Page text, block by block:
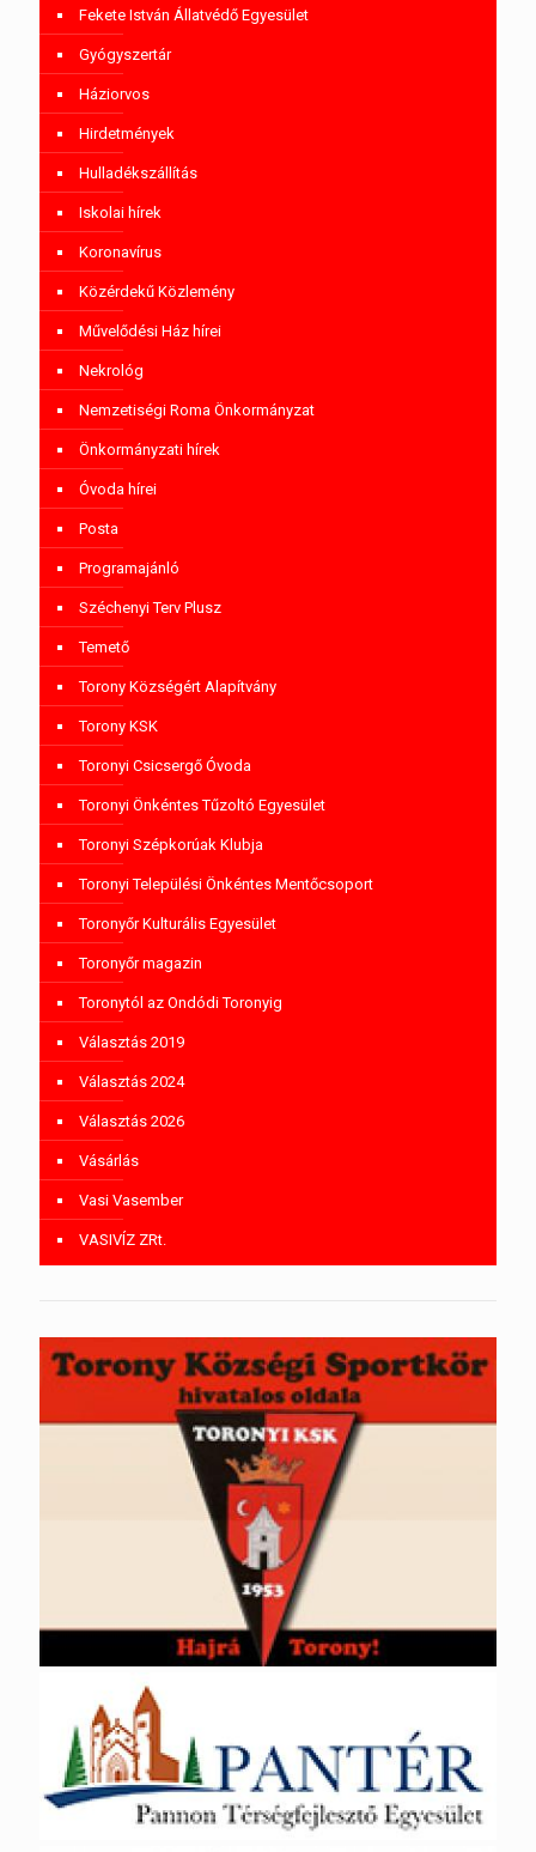
Fekete István Állatvédő Egyesület
Gyógyszertár
Háziorvos
Hirdetmények
Hulladékszállítás
Iskolai hírek
Koronavírus
Közérdekű Közlemény
Művelődési Ház hírei
Nekrológ
Nemzetiségi Roma Önkormányzat
Önkormányzati hírek
Óvoda hírei
Posta
Programajánló
Széchenyi Terv Plusz
Temető
Torony Községért Alapítvány
Torony KSK
Toronyi Csicsergő Óvoda
Toronyi Önkéntes Tűzoltó Egyesület
Toronyi Szépkorúak Klubja
Toronyi Települési Önkéntes Mentőcsoport
Toronyőr Kulturális Egyesület
Toronyőr magazin
Toronytól az Ondódi Toronyig
Választás 2019
Választás 2024
Választás 2026
Vásárlás
Vasi Vasember
VASIVÍZ ZRt.